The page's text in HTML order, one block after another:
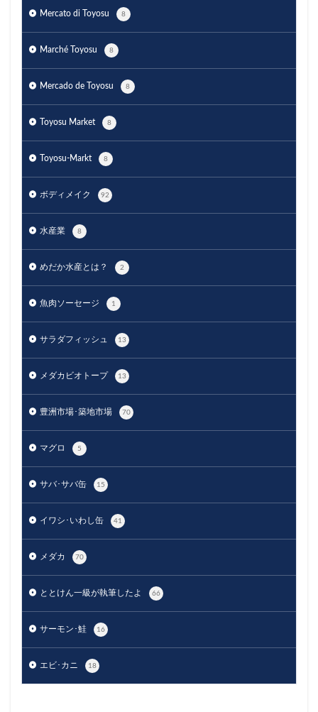
Mercato di Toyosu 8
Marché Toyosu 8
Mercado de Toyosu 8
Toyosu Market 8
Toyosu-Markt 8
ボディメイク 92
水産業 8
めだか水産とは？ 2
魚肉ソーセージ 1
サラダフィッシュ 13
メダカビオトープ 13
豊洲市場･築地市場 70
マグロ 5
サバ･サバ缶 15
イワシ･いわし缶 41
メダカ 70
ととけん一級が執筆したよ 66
サーモン･鮭 16
エビ･カニ 18